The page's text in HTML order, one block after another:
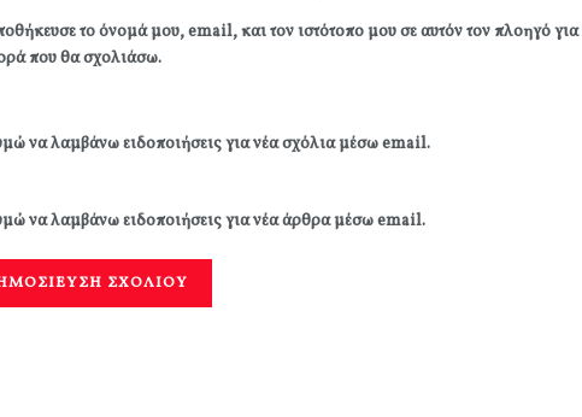
το όνομά μου, email, και τον ιστότοπο μου σε αυτόν τον πλοηγό για
που θα σχολιάσω.
να λαμβάνω ειδοποιήσεις για νέα σχόλια μέσω email.
να λαμβάνω ειδοποιήσεις για νέα άρθρα μέσω email.